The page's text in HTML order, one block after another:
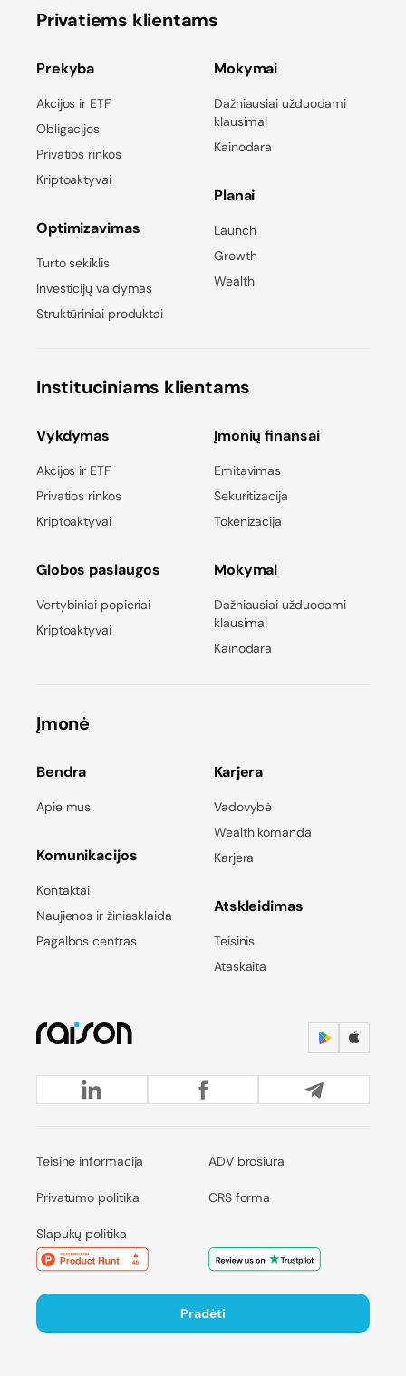
Privatiems klientams
Prekyba
Akcijos ir ETF
Obligacijos
Privatios rinkos
Kriptoaktyvai
Optimizavimas
Turto sekiklis
Investicijų valdymas
Struktūriniai produktai
Mokymai
Dažniausiai užduodami
klausimai
Kainodara
Planai
Launch
Growth
Wealth
Instituciniams klientams
Vykdymas
Akcijos ir ETF
Privatios rinkos
Kriptoaktyvai
Globos paslaugos
Vertybiniai popieriai
Kriptoaktyvai
Įmonių finansai
Emitavimas
Sekuritizacija
Tokenizacija
Mokymai
Dažniausiai užduodami
klausimai
Kainodara
Įmonė
Bendra
Apie mus
Komunikacijos
Kontaktai
Naujienos ir žiniasklaida
Pagalbos centras
Karjera
Vadovybė
Wealth komanda
Karjera
Atskleidimas
Teisinis
Ataskaita
Teisinė informacija
Privatumo politika
Slapukų politika
ADV brošiūra
CRS forma
Pradėti